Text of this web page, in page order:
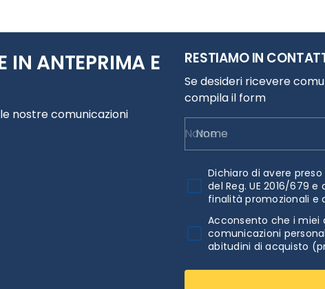
IN ANTEPRIMA E
nostre comunicazioni
RESTIAMO IN
Se desideri ricevere
compila il form
Nome
Dichiaro di avere preso
del Reg. UE 2016/679
finalità promozionali e
Acconsento che i miei
comunicazioni
abitudini di acquisto